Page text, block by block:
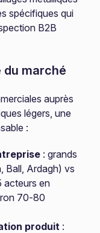
spécifiques qui
B2B
du marché
auprès
légers, une
:
: grands
Ball, Ardagh) vs
acteurs en
70-80
produit :